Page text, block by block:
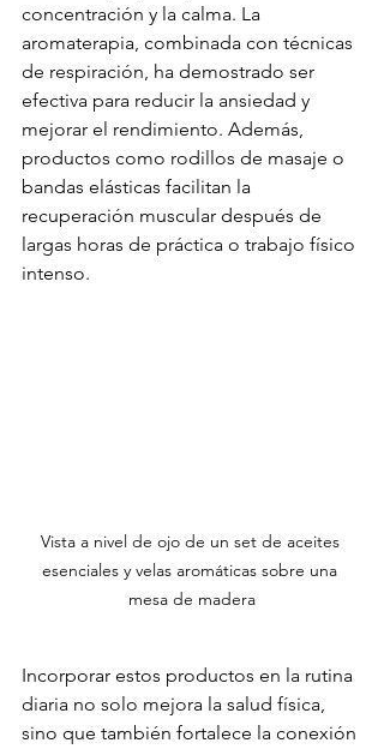
concentración y la calma. La
aromaterapia, combinada con técnicas
de respiración, ha demostrado ser
efectiva para reducir la ansiedad y
mejorar el rendimiento. Además,
productos como rodillos de masaje o
bandas elásticas facilitan la
recuperación muscular después de
largas horas de práctica o trabajo físico
intenso.
Vista a nivel de ojo de un set de aceites
esenciales y velas aromáticas sobre una
mesa de madera
Incorporar estos productos en la rutina
diaria no solo mejora la salud física,
sino que también fortalece la conexión